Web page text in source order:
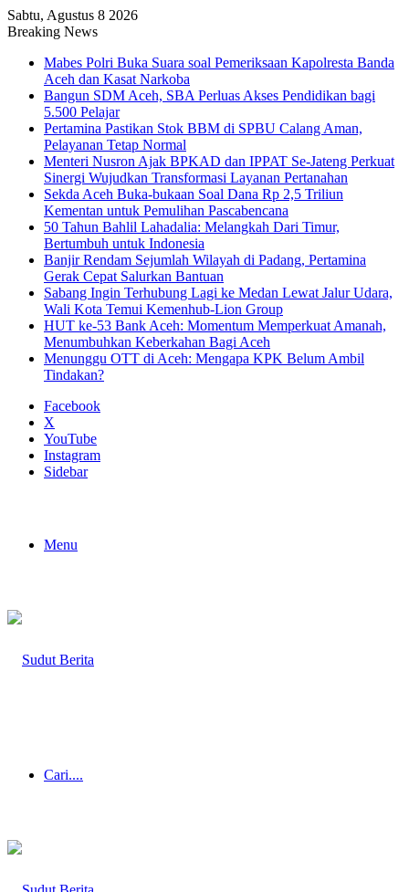
Sabtu, Agustus 8 2026
Breaking News
Mabes Polri Buka Suara soal Pemeriksaan Kapolresta Banda
Aceh dan Kasat Narkoba
Bangun SDM Aceh, SBA Perluas Akses Pendidikan bagi
5.500 Pelajar
Pertamina Pastikan Stok BBM di SPBU Calang Aman,
Pelayanan Tetap Normal
Menteri Nusron Ajak BPKAD dan IPPAT Se-Jateng Perkuat
Sinergi Wujudkan Transformasi Layanan Pertanahan
Sekda Aceh Buka-bukaan Soal Dana Rp 2,5 Triliun
Kementan untuk Pemulihan Pascabencana
50 Tahun Bahlil Lahadalia: Melangkah Dari Timur,
Bertumbuh untuk Indonesia
Banjir Rendam Sejumlah Wilayah di Padang, Pertamina
Gerak Cepat Salurkan Bantuan
Sabang Ingin Terhubung Lagi ke Medan Lewat Jalur Udara,
Wali Kota Temui Kemenhub-Lion Group
HUT ke-53 Bank Aceh: Momentum Memperkuat Amanah,
Menumbuhkan Keberkahan Bagi Aceh
Menunggu OTT di Aceh: Mengapa KPK Belum Ambil
Tindakan?
Facebook
X
YouTube
Instagram
Sidebar
Menu
Cari....